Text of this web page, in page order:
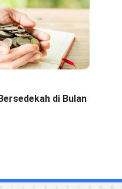
di Bulan